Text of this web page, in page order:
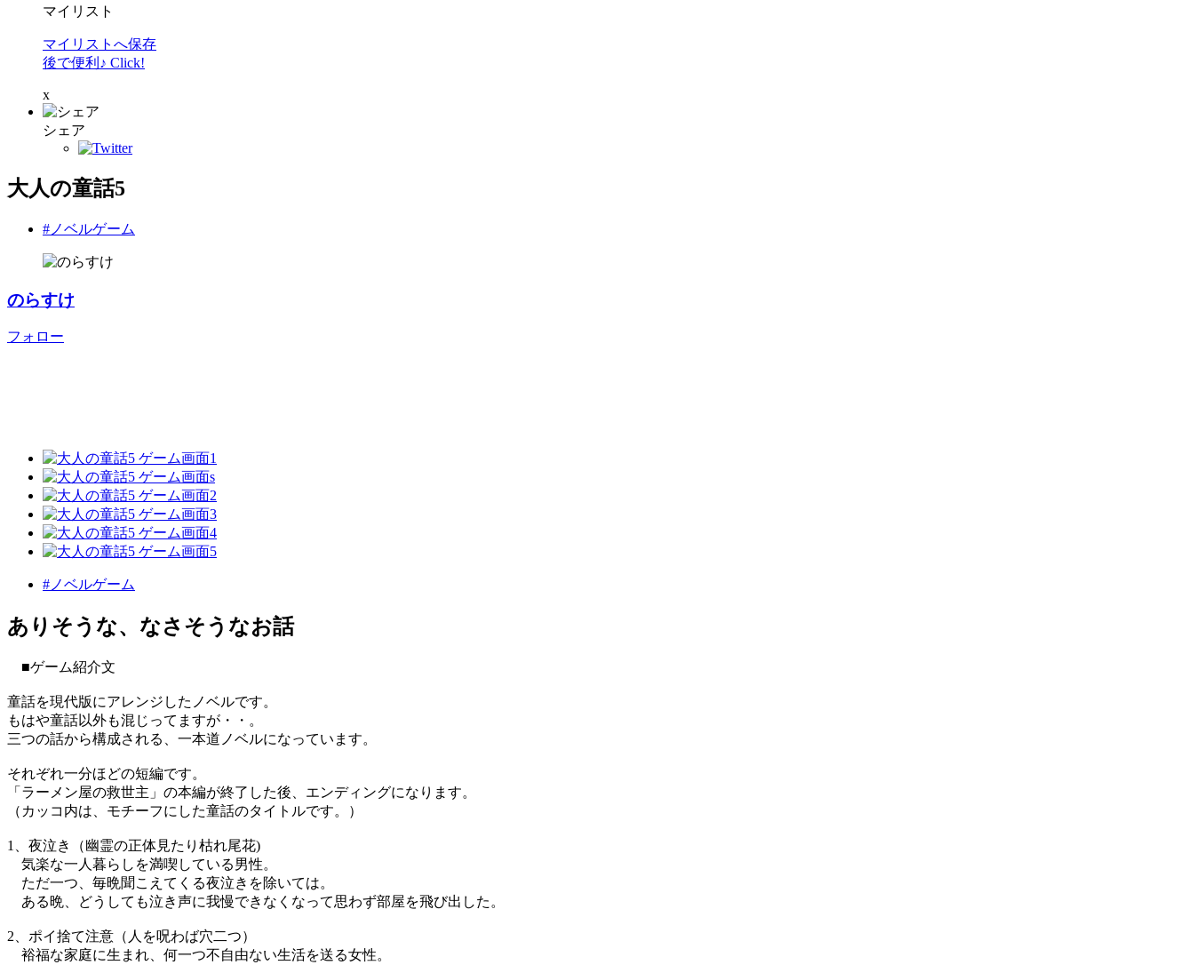
マイリスト
マイリストへ保存
後で便利♪ Click!
x
シェア
大人の童話5
#ノベルゲーム
のらすけ
フォロー
#ノベルゲーム
ありそうな、なさそうなお話
■ゲーム紹介文
童話を現代版にアレンジしたノベルです。
もはや童話以外も混じってますが・・。
三つの話から構成される、一本道ノベルになっています。
それぞれ一分ほどの短編です。
「ラーメン屋の救世主」の本編が終了した後、エンディングになります。
（カッコ内は、モチーフにした童話のタイトルです。）
1、夜泣き（幽霊の正体見たり枯れ尾花)
気楽な一人暮らしを満喫している男性。
ただ一つ、毎晩聞こえてくる夜泣きを除いては。
ある晩、どうしても泣き声に我慢できなくなって思わず部屋を飛び出した。
2、ポイ捨て注意（人を呪わば穴二つ）
裕福な家庭に生まれ、何一つ不自由ない生活を送る女性。